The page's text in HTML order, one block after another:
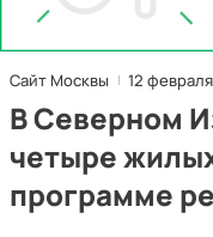
Сайт Москвы 12 февраля
В Северном
четыре
программе